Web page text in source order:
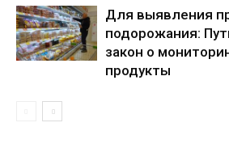
Для выявления
подорожания:
закон о
продукты